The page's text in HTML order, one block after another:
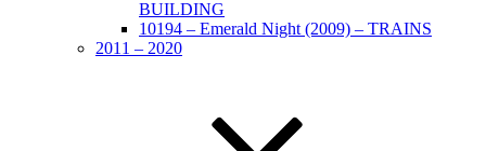
BUILDING
10194 – Emerald Night (2009) – TRAINS
2011 – 2020